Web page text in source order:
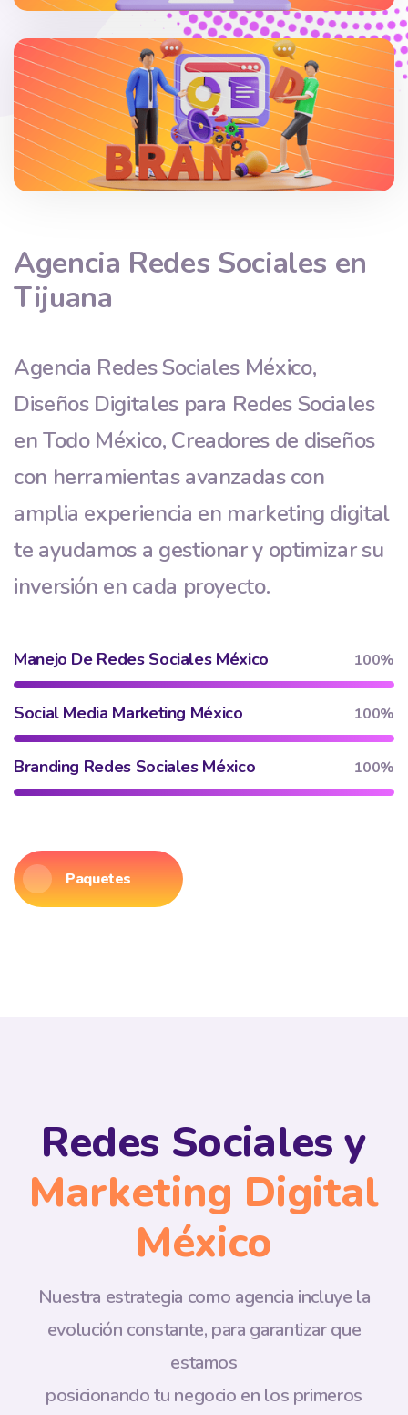
Agencia Redes Sociales en
Tijuana
Agencia Redes Sociales México,
Diseños Digitales para Redes Sociales
en Todo México, Creadores de diseños
con herramientas avanzadas con
amplia experiencia en marketing digital
te ayudamos a gestionar y optimizar su
inversión en cada proyecto.
Manejo De Redes Sociales México 100%
Social Media Marketing México 100%
Branding Redes Sociales México 100%
Paquetes
Redes Sociales y
Marketing Digital
México
Nuestra estrategia como agencia incluye la
evolución constante, para garantizar que
estamos
posicionando tu negocio en los primeros